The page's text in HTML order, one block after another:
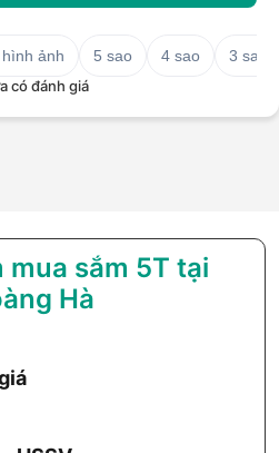
ảnh 5 sao 4 sao
3 sao
có đánh giá
mua sắm 5T tại
Hà